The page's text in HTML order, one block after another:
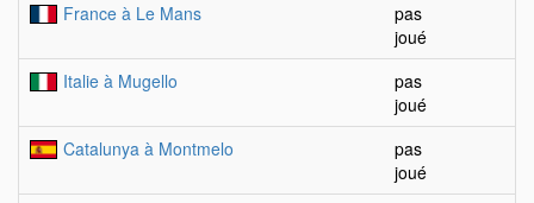
France à Le Mans
pas
joué
Italie à Mugello
pas
joué
Catalunya à Montmelo
pas
joué